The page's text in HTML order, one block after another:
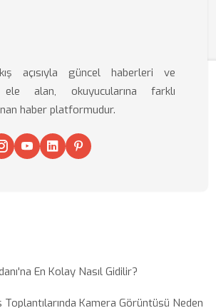
açısıyla güncel haberleri ve
alan, okuyucularına farklı
haber platformudur.
En Kolay Nasıl Gidilir?
Kamera Görüntüsü Neden